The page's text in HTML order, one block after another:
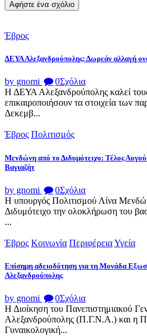
Έβρος
ΔΕΥΑ Αλεξανδρούπολης: Δωρεάν αλλαγή
by gnomi 0Σχόλια
Η ΔΕΥΑ Αλεξανδρούπολης καλεί
επικαιροποιήσουν τα στοιχεία των
Δεκεμβ...
Έβρος Πολιτισμός
Μενδώνη από το Διδυμότειχο: Τέλος
Βαγιαζήτ
by gnomi 0Σχόλια
Η υπουργός Πολιτισμού Λίνα
Διδυμότειχο την ολοκλήρωση του
...
Έβρος Κοινωνία ΠεριφέρειαΥγεία
Επίσημη αδειοδότηση για τη Μονάδα
Αλεξανδρούπολης
by gnomi 0Σχόλια
Η Διοίκηση του Πανεπιστημιακού
Αλεξανδρούπολης (Π.Γ.Ν.Α.) και η
Γυναικολογική...